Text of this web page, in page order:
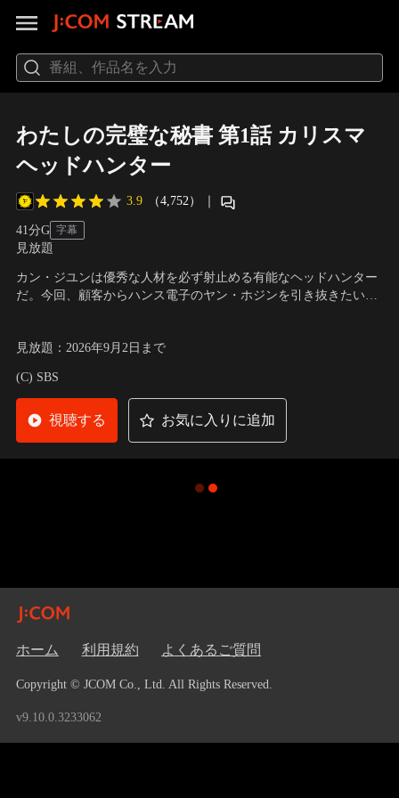
わたしの完璧な秘書 第1話 カリスマ
ヘッドハンター
3.9 （4,752） ｜
41分G 字幕
見放題
カン・ジユンは優秀な人材を必ず射止める有能なヘッドハンター
だ。今回、顧客からハンス電子のヤン・ホジンを引き抜きたいと
見放題 ： 2026年9月2日 まで
(C) SBS
視聴する お気に入りに追加
ホーム 利用規約 よくあるご質問
Copyright © JCOM Co., Ltd. All Rights Reserved.
v9.10.0.3233062